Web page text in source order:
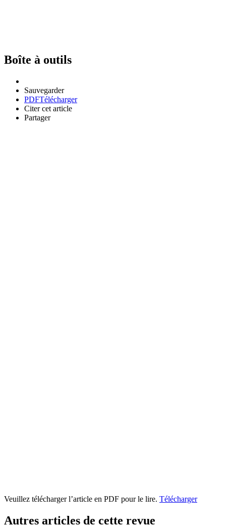
Boîte à outils
Sauvegarder
PDFTélécharger
Citer cet article
Partager
Veuillez télécharger l’article en PDF pour le lire. Télécharger
Autres articles de cette revue